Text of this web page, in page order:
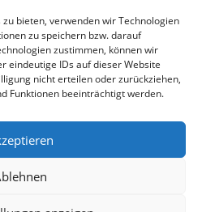
bieten, verwenden wir Technologien
zu speichern bzw. darauf
zustimmen, können wir
eindeutige IDs auf dieser Website
nicht erteilen oder zurückziehen,
Funktionen beeinträchtigt werden.